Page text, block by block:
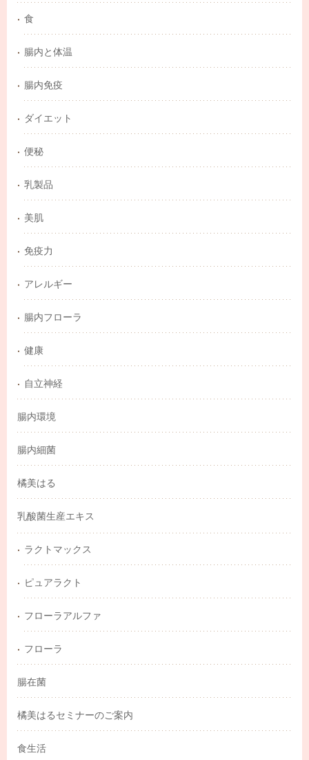
食
腸内と体温
腸内免疫
ダイエット
便秘
乳製品
美肌
免疫力
アレルギー
腸内フローラ
健康
自立神経
腸内環境
腸内細菌
橘美はる
乳酸菌生産エキス
ラクトマックス
ピュアラクト
フローラアルファ
フローラ
腸在菌
橘美はるセミナーのご案内
食生活